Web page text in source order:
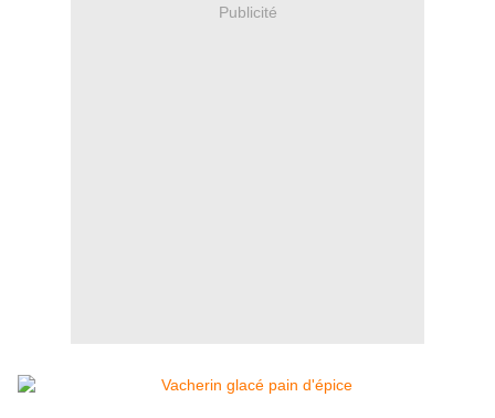
Publicité